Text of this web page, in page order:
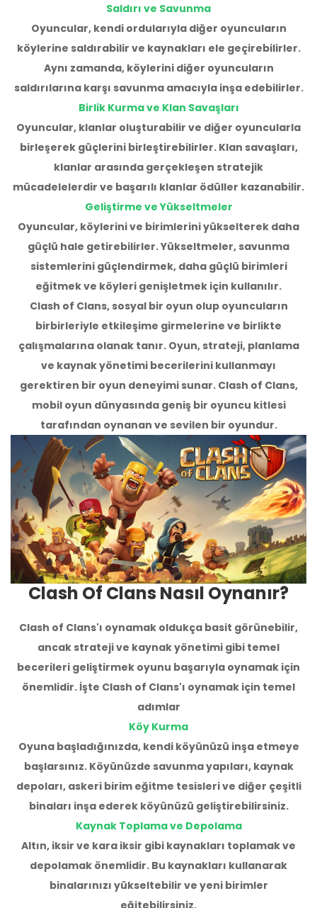
Saldırı ve Savunma
Oyuncular, kendi ordularıyla diğer oyuncuların
köylerine saldırabilir ve kaynakları ele geçirebilirler.
Aynı zamanda, köylerini diğer oyuncuların
saldırılarına karşı savunma amacıyla inşa edebilirler.
Birlik Kurma ve Klan Savaşları
Oyuncular, klanlar oluşturabilir ve diğer oyuncularla
birleşerek güçlerini birleştirebilirler. Klan savaşları,
klanlar arasında gerçekleşen stratejik
mücadelelerdir ve başarılı klanlar ödüller kazanabilir.
Geliştirme ve Yükseltmeler
Oyuncular, köylerini ve birimlerini yükselterek daha
güçlü hale getirebilirler. Yükseltmeler, savunma
sistemlerini güçlendirmek, daha güçlü birimleri
eğitmek ve köyleri genişletmek için kullanılır.
Clash of Clans, sosyal bir oyun olup oyuncuların
birbirleriyle etkileşime girmelerine ve birlikte
çalışmalarına olanak tanır. Oyun, strateji, planlama
ve kaynak yönetimi becerilerini kullanmayı
gerektiren bir oyun deneyimi sunar. Clash of Clans,
mobil oyun dünyasında geniş bir oyuncu kitlesi
tarafından oynanan ve sevilen bir oyundur.
Clash Of Clans Nasıl Oynanır?
Clash of Clans'ı oynamak oldukça basit görünebilir,
ancak strateji ve kaynak yönetimi gibi temel
becerileri geliştirmek oyunu başarıyla oynamak için
önemlidir. İşte Clash of Clans'ı oynamak için temel
adımlar
Köy Kurma
Oyuna başladığınızda, kendi köyünüzü inşa etmeye
başlarsınız. Köyünüzde savunma yapıları, kaynak
depoları, askeri birim eğitme tesisleri ve diğer çeşitli
binaları inşa ederek köyünüzü geliştirebilirsiniz.
Kaynak Toplama ve Depolama
Altın, iksir ve kara iksir gibi kaynakları toplamak ve
depolamak önemlidir. Bu kaynakları kullanarak
binalarınızı yükseltebilir ve yeni birimler
eğitebilirsiniz.